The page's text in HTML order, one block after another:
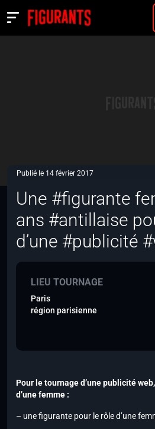
Actualités
Publié le 14 février 2017
Une #figurante
ans #antillaise
d’une #publicité
LIEU TOURNAGE
Paris
région parisienne
Pour le tournage d’une publicité
d’une femme :
– une figurante pour le rôle d’une